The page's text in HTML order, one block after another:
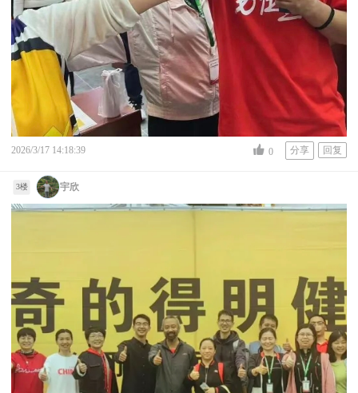
2026/3/17 14:18:39 0 分享 回复
3楼 宇欣